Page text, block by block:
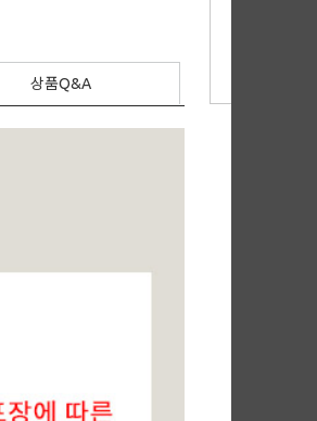
상품Q&A